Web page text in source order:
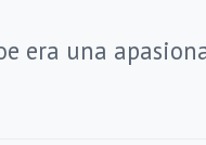
era una